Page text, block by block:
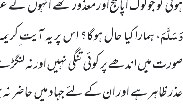
ہوئی تو جو لوگ اپاہج اورمعذور تھے انہوں
وَسَلَّمَ، ہمارا کیا حال ہوگا؟ اس پر یہ آیت
صورت میں اندھے پر کوئی تنگی نہیں اور نہ
عذر ظاہر ہے اور ان کے لئے جہاد میں حاضر نہ